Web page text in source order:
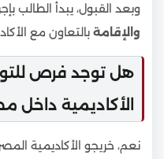
وبعد القبول، يبدأ الطالب
والإقامة بالتعاون مع
هل توجد فرص
الأكاديمية داخل
نعم، خريجو الأكاديمية